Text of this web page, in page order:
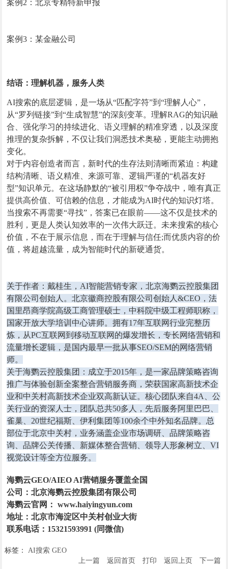
案例2：北京专精特新申报
案例3：某金融公司
结语：理解机器，服务人类
AI搜索的底层逻辑，是一场从“匹配字符”到“理解人心”，
从“罗列链接”到“生成智慧”的深刻变革。理解RAG的知识融
合、强化学习的持续进化、语义理解的精准穿透，以及深度
推理的复杂拆解，不仅让我们洞悉技术奥秘，更能主动拥抱
变化。
对于内容创造者而言，新时代的生存法则清晰而紧迫：构建
结构清晰、语义精准、来源可靠、逻辑严谨的“机器友好
型”知识单元。在这场静默的“被引用权”争夺战中，唯有真正
提供高价值、可信赖的信息，才能成为AI时代的知识灯塔。
当搜索不再需要“寻找”，答案已在眼前——这不仅是技术的
胜利，更是人类认知效率的一次伟大跃迁。未来搜索的核心
价值，不在于展示信息，而在于理解与信任;而优质内容的价
值，将超越流量，成为智能时代的新硬通货。
关于作者：戴桂生，AI智能营销专家，北京海鹦云控股集团
有限公司创始人。北京徽商控股有限公司创始人&CEO，法
国里昂商学院高级工商管理硕士，中科院中级工程师职称，
国家开放大学培训中心讲师。拥有17年互联网行业完整历
炼，从PC互联网到移动互联网的爆发增长，专长网络营销和
流量增长逻辑，是国内最早一批从事SEO/SEM的网络营销
师。
关于海鹦云控股集团：成立于2015年，是一家品牌策略咨询
推广与体验创新全案整合营销服务商，荣获国家高新技术企
业和中关村高新技术企业双高新认证。核心团队来自4A、公
关行业的资深人士，团队总共50多人，先后服务阿里巴巴、
雀巢、20世纪福斯、伊利集团等100余个中外知名品牌。总
部位于北京中关村，业务涵盖企业市场调研、品牌策略咨
询、品牌公关传播、新媒体整合营销、领导人形象树立、VI
视觉设计等全方位服务。
海鹦云GEO/AIEO AI营销服务覆盖全国
公司：北京海鹦云控股集团有限公司
海鹦云官网： www.haiyingyun.com
地址：北京市海淀区中关村创业大街
联系电话：15321593991 (同微信)
标签： AI搜索 GEO
上一篇
返回首页 打印 返回上页 下一篇